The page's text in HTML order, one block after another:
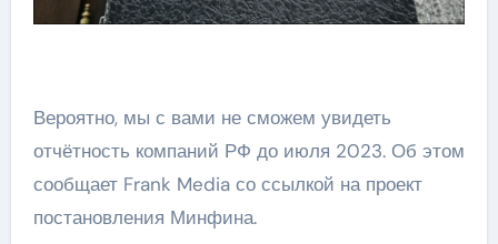
Вероятно, мы с вами не сможем увидеть
отчётность компаний РФ до июля 2023. Об этом
сообщает Frank Media со ссылкой на проект
постановления Минфина.